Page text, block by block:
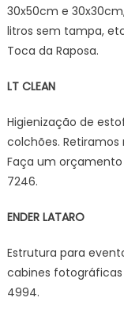
30x50cm e
litros sem tampa,
Toca da Raposa.
LT CLEAN
Higienização de
colchões.
Faça um
7246.
ENDER LATARO
Estrutura para
cabines
4994.